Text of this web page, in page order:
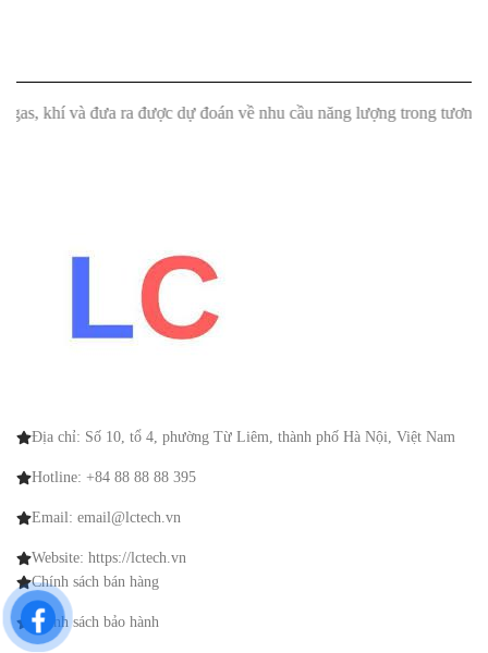
và đưa ra được dự đoán về nhu cầu năng lượng trong tương lai."
Địa chỉ: Số 10, tổ 4, phường Từ Liêm, thành phố Hà Nội, Việt Nam
Hotline: +84 88 88 88 395
Email: email@lctech.vn
Website: https://lctech.vn
Chính sách bán hàng
Chính sách bảo hành